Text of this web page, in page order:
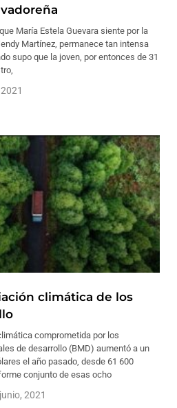
María Estela Guevara siente por la
Martínez, permanece tan intensa
supo que la joven, por entonces de 31
climática de los
comprometida por los
de desarrollo (BMD) aumentó a un
el año pasado, desde 61 600
conjunto de esas ocho
2021